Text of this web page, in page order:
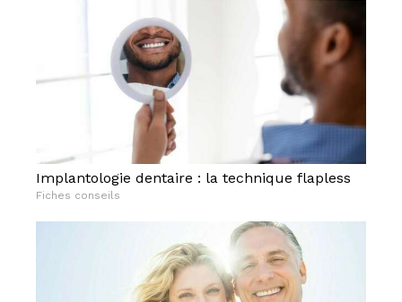
Implantologie dentaire : la technique flapless
Fiches conseils